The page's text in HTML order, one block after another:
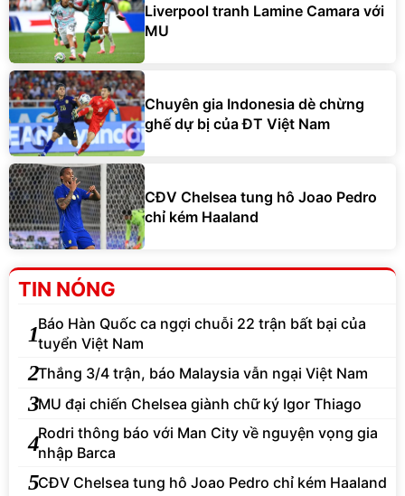
Liverpool tranh Lamine Camara với
MU
Chuyên gia Indonesia dè chừng
ghế dự bị của ĐT Việt Nam
CĐV Chelsea tung hô Joao Pedro
chỉ kém Haaland
TIN NÓNG
1Báo Hàn Quốc ca ngợi chuỗi 22 trận bất bại của
tuyển Việt Nam
2Thắng 3/4 trận, báo Malaysia vẫn ngại Việt Nam
3MU đại chiến Chelsea giành chữ ký Igor Thiago
4Rodri thông báo với Man City về nguyện vọng gia
nhập Barca
5CĐV Chelsea tung hô Joao Pedro chỉ kém Haaland